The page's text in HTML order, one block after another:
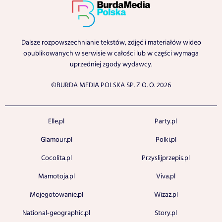
Dalsze rozpowszechnianie tekstów, zdjęć i materiałów wideo
opublikowanych w serwisie w całości lub w części wymaga
uprzedniej zgody wydawcy.
©BURDA MEDIA POLSKA SP. Z O. O. 2026
Elle.pl
Glamour.pl
Cocolita.pl
Mamotoja.pl
Mojegotowanie.pl
National-geographic.pl
Party.pl
Polki.pl
Przyslijprzepis.pl
Viva.pl
Wizaz.pl
Story.pl